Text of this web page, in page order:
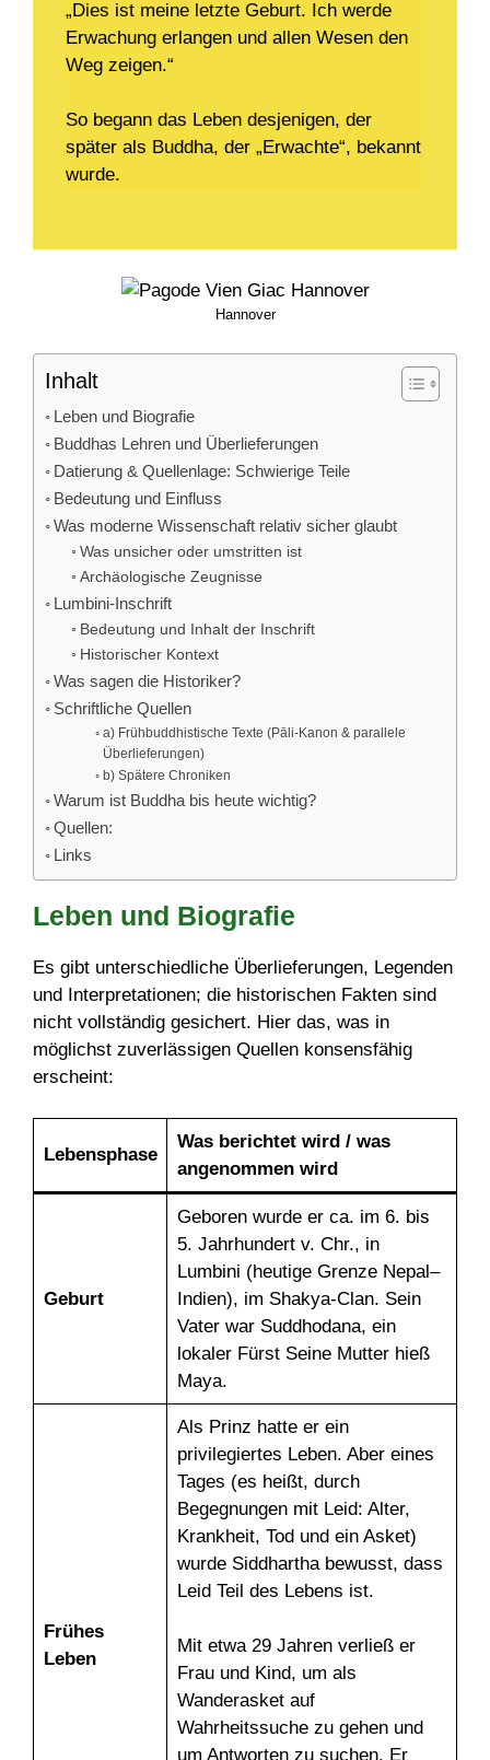
„Dies ist meine letzte Geburt. Ich werde
Erwachung erlangen und allen Wesen den
Weg zeigen.“
So begann das Leben desjenigen, der
später als Buddha, der „Erwachte“, bekannt
wurde.
Hannover
Inhalt
Leben und Biografie
Buddhas Lehren und Überlieferungen
Datierung & Quellenlage: Schwierige Teile
Bedeutung und Einfluss
Was moderne Wissenschaft relativ sicher glaubt
Was unsicher oder umstritten ist
Archäologische Zeugnisse
Lumbini-Inschrift
Bedeutung und Inhalt der Inschrift
Historischer Kontext
Was sagen die Historiker?
Schriftliche Quellen
a) Frühbuddhistische Texte (Pāli-Kanon & parallele
Überlieferungen)
b) Spätere Chroniken
Warum ist Buddha bis heute wichtig?
Quellen:
Links
Leben und Biografie
Es gibt unterschiedliche Überlieferungen, Legenden
und Interpretationen; die historischen Fakten sind
nicht vollständig gesichert. Hier das, was in
möglichst zuverlässigen Quellen konsensfähig
erscheint:
Lebensphase
Was berichtet wird / was
angenommen wird
Geburt
Geboren wurde er ca. im 6. bis
5. Jahrhundert v. Chr., in
Lumbini (heutige Grenze Nepal–
Indien), im Shakya-Clan. Sein
Vater war Suddhodana, ein
lokaler Fürst Seine Mutter hieß
Maya.
Frühes
Leben
Als Prinz hatte er ein
privilegiertes Leben. Aber eines
Tages (es heißt, durch
Begegnungen mit Leid: Alter,
Krankheit, Tod und ein Asket)
wurde Siddhartha bewusst, dass
Leid Teil des Lebens ist.
Mit etwa 29 Jahren verließ er
Frau und Kind, um als
Wanderasket auf
Wahrheitssuche zu gehen und
um Antworten zu suchen. Er